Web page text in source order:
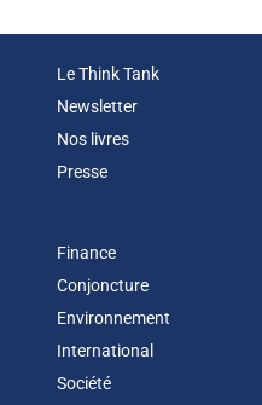
Le Think Tank
Newsletter
Nos livres
Presse
Finance
Conjoncture
Environnement
International
Société